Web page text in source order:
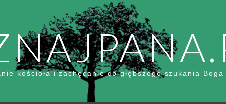
kościoła i zachęcanie do głębszego szukania Boga